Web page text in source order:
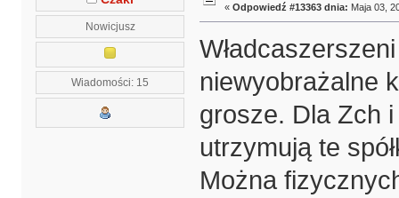
Nowicjusz
Wiadomości: 15
« Odpowiedź #13363 dnia: Maja 03,
niewyobrażalne
grosze. Dla Zch
utrzymują te
Można